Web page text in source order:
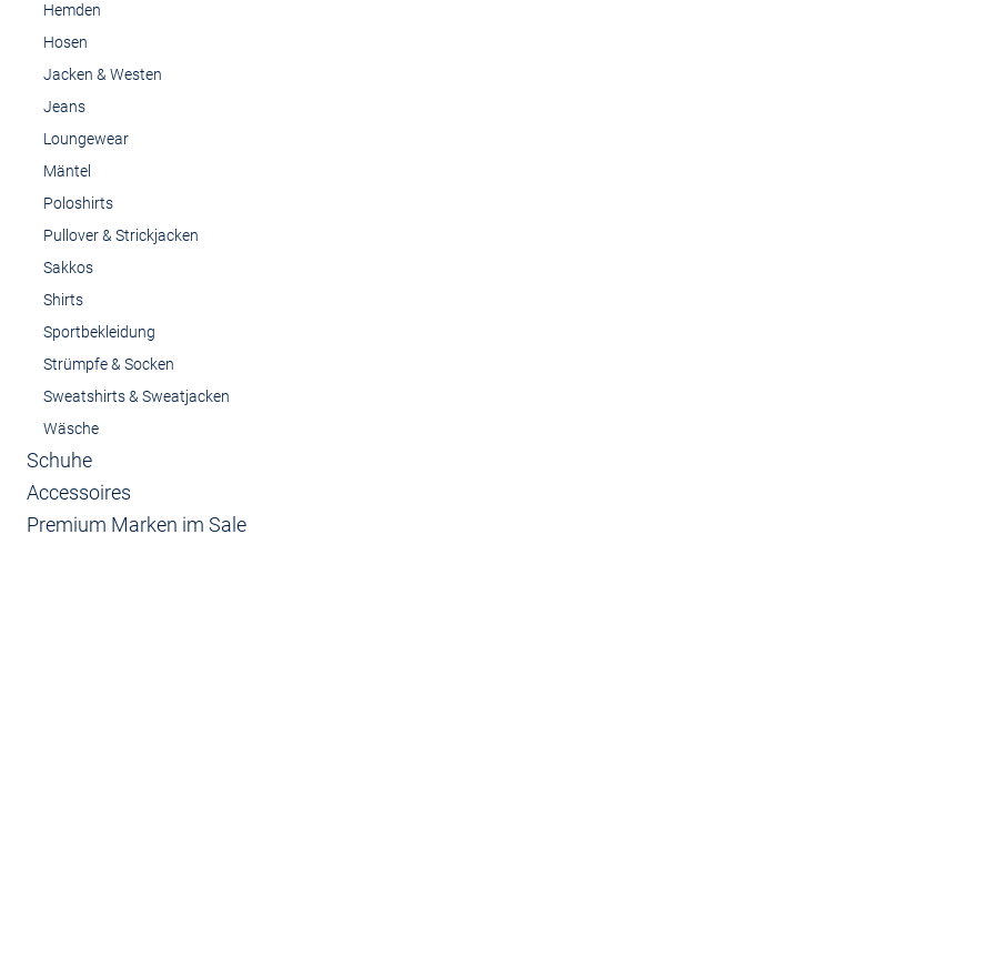
Hemden
Hosen
Jacken & Westen
Jeans
Loungewear
Mäntel
Poloshirts
Pullover & Strickjacken
Sakkos
Shirts
Sportbekleidung
Strümpfe & Socken
Sweatshirts & Sweatjacken
Wäsche
Schuhe
Accessoires
Premium Marken im Sale